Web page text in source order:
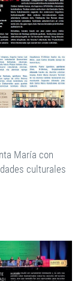
María con
culturales